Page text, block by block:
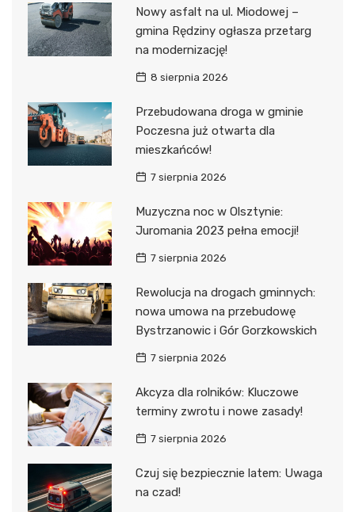
Nowy asfalt na ul. Miodowej –
gmina Rędziny ogłasza przetarg
na modernizację!
8 sierpnia 2026
Przebudowana droga w gminie
Poczesna już otwarta dla
mieszkańców!
7 sierpnia 2026
Muzyczna noc w Olsztynie:
Juromania 2023 pełna emocji!
7 sierpnia 2026
Rewolucja na drogach gminnych:
nowa umowa na przebudowę
Bystrzanowic i Gór Gorzkowskich
7 sierpnia 2026
Akcyza dla rolników: Kluczowe
terminy zwrotu i nowe zasady!
7 sierpnia 2026
Czuj się bezpiecznie latem: Uwaga
na czad!